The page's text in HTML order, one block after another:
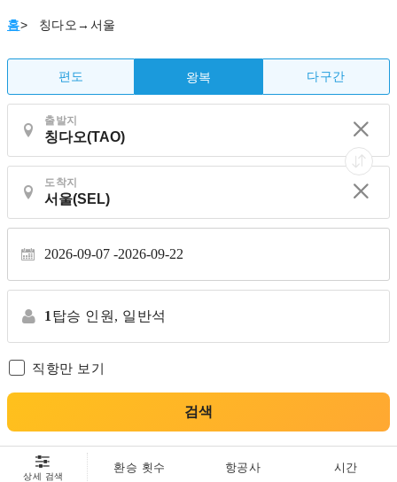
홈> 칭다오→서울
편도 왕복 다구간
출발지
도착지
2026-09-07 2026-09-22
1 탑승 인원, 일반석
직항만 보기
검색
상세 검색
환승 횟수 항공사 시간